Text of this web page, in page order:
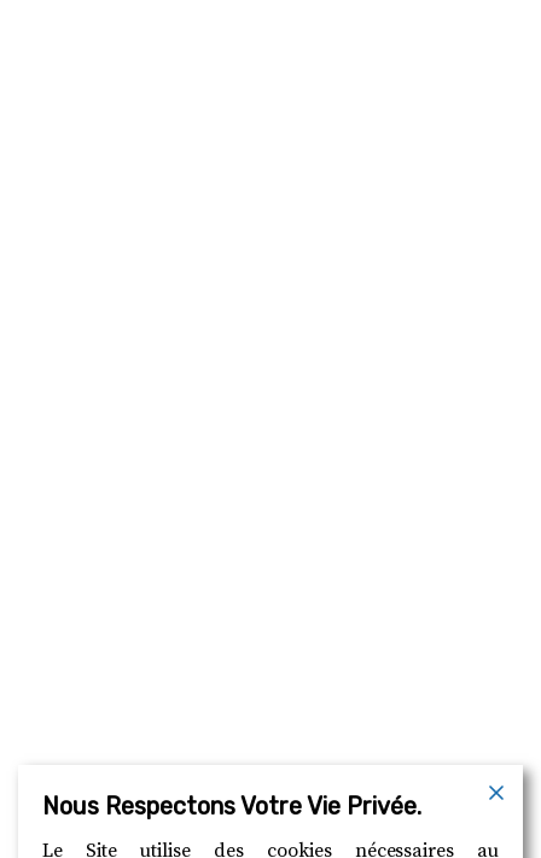
Nous Respectons Votre Vie Privée.
Le Site utilise des cookies nécessaires au